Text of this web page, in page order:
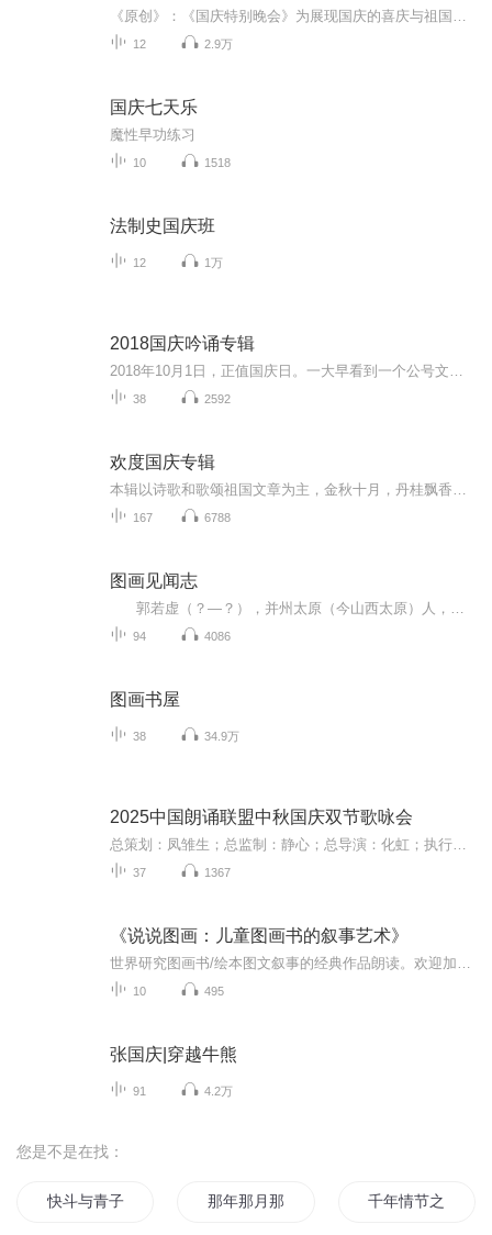
12 2.9万
国庆七天乐
魔性早功练习
10 1518
法制史国庆班
12 1万
2018国庆吟诵专辑
38 2592
欢度国庆专辑
167 6788
图画见闻志
94 4086
图画书屋
38 34.9万
2025中国朗诵联盟中秋国庆双节歌咏会
37 1367
《说说图画：儿童图画书的叙事艺术》
10 495
张国庆|穿越牛熊
91 4.2万
您是不是在找：
快斗与青子的情人节 那年那月那时节 千年情节之三生